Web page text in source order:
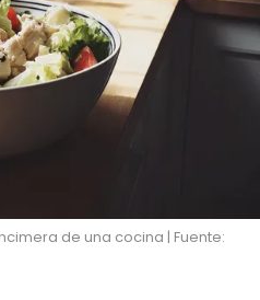
de una cocina | Fuente: